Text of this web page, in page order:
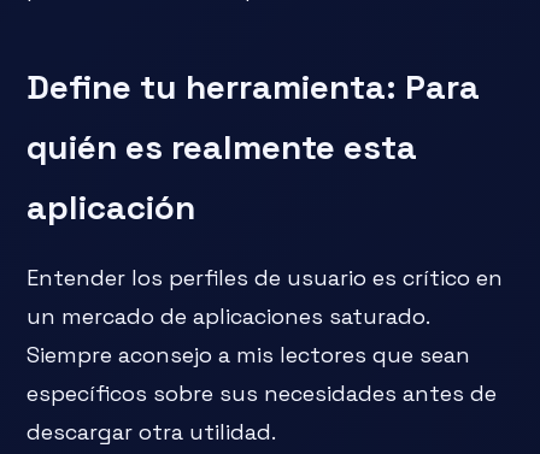
Define tu herramienta: Para
quién es realmente esta
aplicación
Entender los perfiles de usuario es crítico en
un mercado de aplicaciones saturado.
Siempre aconsejo a mis lectores que sean
específicos sobre sus necesidades antes de
descargar otra utilidad.